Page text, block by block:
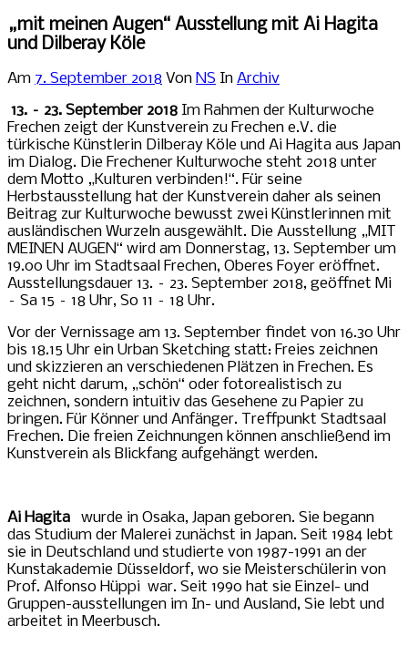
„mit meinen Augen“ Ausstellung mit Ai Hagita
und Dilberay Köle
Am 7. September 2018 Von NS In Archiv
13. – 23. September 2018 Im Rahmen der Kulturwoche
Frechen zeigt der Kunstverein zu Frechen e.V. die
türkische Künstlerin Dilberay Köle und Ai Hagita aus Japan
im Dialog. Die Frechener Kulturwoche steht 2018 unter
dem Motto „Kulturen verbinden!“. Für seine
Herbstausstellung hat der Kunstverein daher als seinen
Beitrag zur Kulturwoche bewusst zwei Künstlerinnen mit
ausländischen Wurzeln ausgewählt. Die Ausstellung „MIT
MEINEN AUGEN“ wird am Donnerstag, 13. September um
19.00 Uhr im Stadtsaal Frechen, Oberes Foyer eröffnet.
Ausstellungsdauer 13. – 23. September 2018, geöffnet Mi
– Sa 15 – 18 Uhr, So 11 – 18 Uhr.
Vor der Vernissage am 13. September findet von 16.30 Uhr
bis 18.15 Uhr ein Urban Sketching statt: Freies zeichnen
und skizzieren an verschiedenen Plätzen in Frechen. Es
geht nicht darum, „schön“ oder fotorealistisch zu
zeichnen, sondern intuitiv das Gesehene zu Papier zu
bringen. Für Könner und Anfänger. Treffpunkt Stadtsaal
Frechen. Die freien Zeichnungen können anschließend im
Kunstverein als Blickfang aufgehängt werden.
Ai Hagita wurde in Osaka, Japan geboren. Sie begann
das Studium der Malerei zunächst in Japan. Seit 1984 lebt
sie in Deutschland und studierte von 1987-1991 an der
Kunstakademie Düsseldorf, wo sie Meisterschülerin von
Prof. Alfonso Hüppi war. Seit 1990 hat sie Einzel- und
Gruppen-ausstellungen im In- und Ausland, Sie lebt und
arbeitet in Meerbusch.